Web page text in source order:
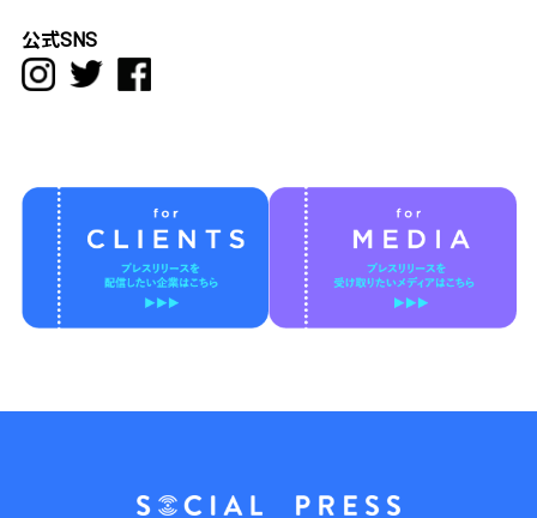
公式SNS